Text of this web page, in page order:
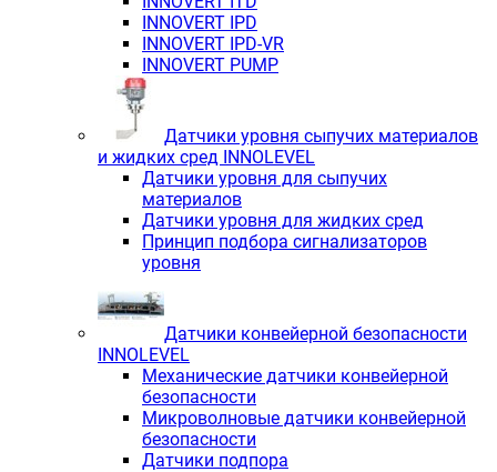
INNOVERT IРD
INNOVERT IРD-VR
INNOVERT PUMP
Датчики уровня сыпучих материалов
и жидких сред INNOLEVEL
Датчики уровня для сыпучих
материалов
Датчики уровня для жидких сред
Принцип подбора сигнализаторов
уровня
Датчики конвейерной безопасности
INNOLEVEL
Механические датчики конвейерной
безопасности
Микроволновые датчики конвейерной
безопасности
Датчики подпора